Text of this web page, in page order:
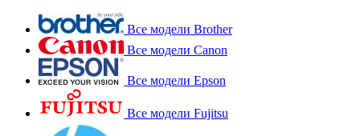
Все модели Brother
Все модели Canon
Все модели Epson
Все модели Fujitsu